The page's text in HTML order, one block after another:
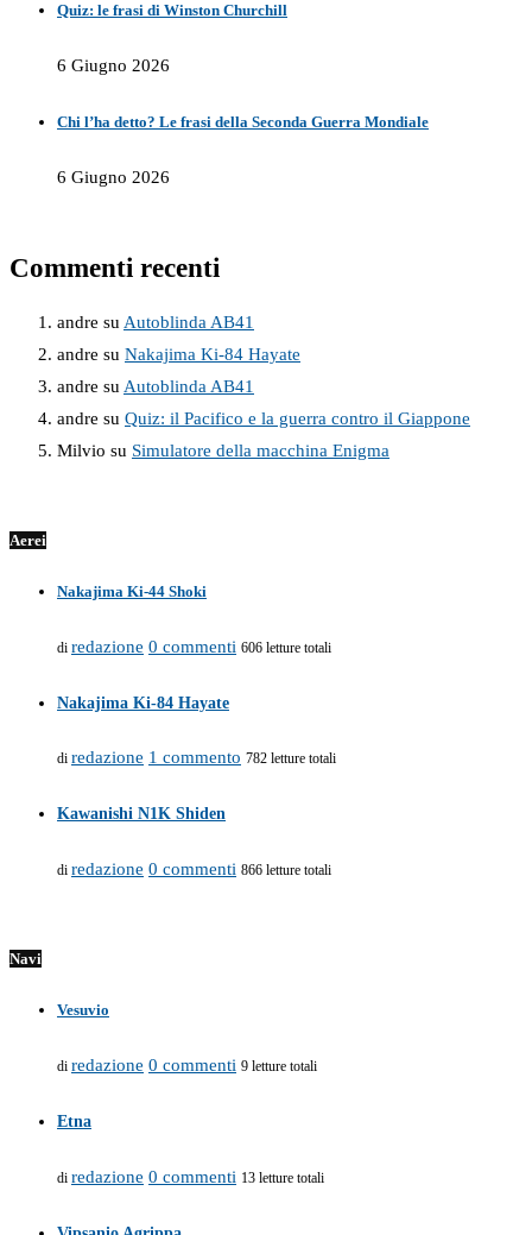
Quiz: le frasi di Winston Churchill
6 Giugno 2026
Chi l’ha detto? Le frasi della Seconda Guerra Mondiale
6 Giugno 2026
Commenti recenti
andre su Autoblinda AB41
andre su Nakajima Ki-84 Hayate
andre su Autoblinda AB41
andre su Quiz: il Pacifico e la guerra contro il Giappone
Milvio su Simulatore della macchina Enigma
Aerei
Nakajima Ki-44 Shoki
di redazione 0 commenti 606 letture totali
Nakajima Ki-84 Hayate
di redazione 1 commento 782 letture totali
Kawanishi N1K Shiden
di redazione 0 commenti 866 letture totali
Navi
Vesuvio
di redazione 0 commenti 9 letture totali
Etna
di redazione 0 commenti 13 letture totali